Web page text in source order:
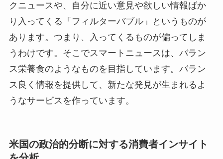
クニュースや、自分に近い意見や欲しい情報ばか
り入ってくる「フィルターバブル」というものが
あります。つまり、入ってくるものが偏ってしま
うわけです。そこでスマートニュースは、バラン
ス栄養食のようなものを目指しています。バラン
ス良く情報を提供して、新たな発見が生まれるよ
うなサービスを作っています。
米国の政治的分断に対する消費者インサイト